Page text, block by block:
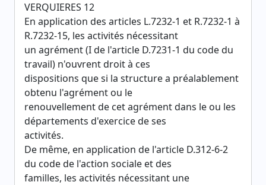
VERQUIERES 12
En application des articles L.7232-1 et R.7232-1 à
R.7232-15, les activités nécessitant
un agrément (I de l'article D.7231-1 du code du
travail) n'ouvrent droit à ces
dispositions que si la structure a préalablement
obtenu l'agrément ou le
renouvellement de cet agrément dans le ou les
départements d'exercice de ses
activités.
De même, en application de l'article D.312-6-2
du code de l'action sociale et des
familles, les activités nécessitant une